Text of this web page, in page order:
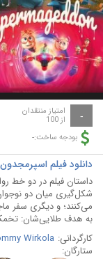
- امتیاز منتقدان
از 100
بودجه ساخت:-
دانلود فیلم اسپرمجدون Spermageddon 2024
داستان فیلم در دو خط
شکل‌گیری میان دو
می‌کنند؛ و دیگری سفر
به هدف طلایی‌شان:
کارگردانی: Wirkola
ستارگان: